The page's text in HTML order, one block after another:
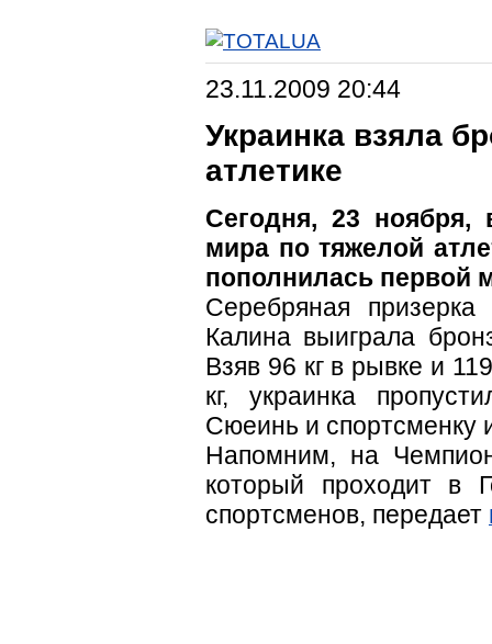
23.11.2009 20:44
Украинка взяла
атлетике
Сегодня, 23 ноября,
мира по тяжелой
пополнилась первой
Серебряная
Калина выиграла
Взяв 96 кг в рывке и
кг, украинка
Сюеинь и спортсменку
Напомним, на
который проходит в
спортсменов, передает